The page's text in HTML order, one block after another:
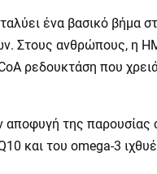
ένα βασικό βήμα
Στους ανθρώπους, η
ρεδουκτάση που
της
και του οmega-3